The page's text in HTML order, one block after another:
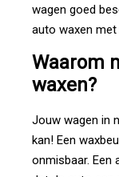
wagen goed
auto waxen met
Waarom
waxen?
Jouw wagen in
kan! Een
onmisbaar. Een